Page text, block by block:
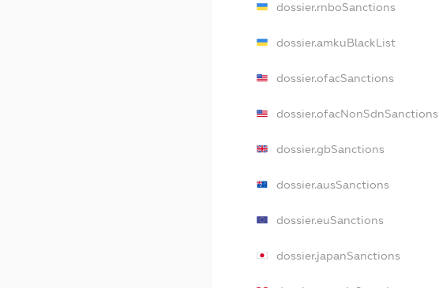
dossier.rnboSanctions
dossier.amkuBlackList
dossier.ofacSanctions
dossier.ofacNonSdnSanctions
dossier.gbSanctions
dossier.ausSanctions
dossier.euSanctions
dossier.japanSanctions